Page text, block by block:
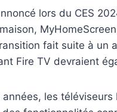
lors du CES
fait suite à un
Fire TV devraient
années, les